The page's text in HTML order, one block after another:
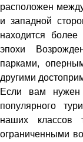
расположен
и западной
находится
эпохи
парками,
другими
Если вам нужен
популярного
наших классов
ограниченными